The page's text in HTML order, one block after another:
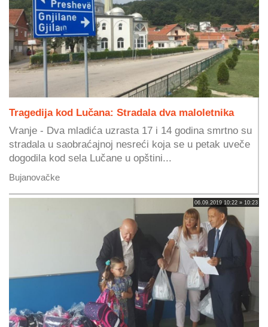
Tragedija kod Lučana: Stradala dva maloletnika
Vranje - Dva mladića uzrasta 17 i 14 godina smrtno su
stradala u saobraćajnoj nesreći koja se u petak uveče
dogodila kod sela Lučane u opštini...
Bujanovačke
06.09.2019 10:22 » 10:23